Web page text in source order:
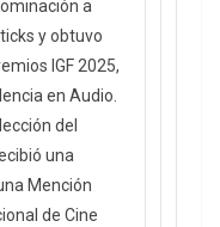
a
y obtuvo
IGF 2025,
en Audio.
del
una
Mención
de Cine